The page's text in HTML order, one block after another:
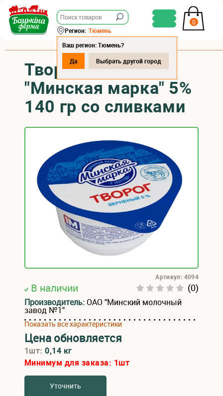
0
Регион: Тюмень
Ваш регион: Тюмень?
Да
Выбрать другой город
Творог зерненый
"Минская марка" 5%
140 гр со сливками
В наличии (0)
Артикул: 4094
Производитель:ОАО "Минский молочный
завод №1"
Показать все характеристики
Цена обновляется
1шт:0,14 кг
Минимум для заказа: 1шт
Уточнить